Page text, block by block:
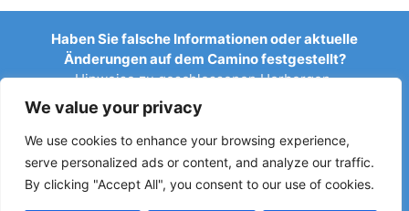
We value your privacy
We use cookies to enhance your browsing experience,
serve personalized ads or content, and analyze our traffic.
By clicking "Accept All", you consent to our use of cookies.
Haben Sie falsche Informationen oder aktuelle
Änderungen auf dem Camino festgestellt?
Hinweise zu geschlossenen Herbergen,
Überschwemmungen, Umleitungen, Bauarbeiten oder
anderen Änderungen helfen, den Reiseführer aktuell zu
halten.
Schreiben Sie uns an:elperegrino.online@gmail.com